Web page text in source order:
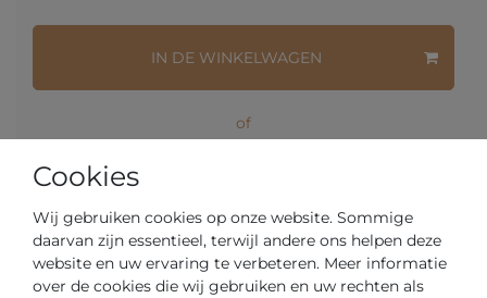
IN DE WINKELWAGEN
of
* incl. totaal Btw. excl. Verzendkosten
Cookies
Wij gebruiken cookies op onze website. Sommige
daarvan zijn essentieel, terwijl andere ons helpen deze
website en uw ervaring te verbeteren. Meer informatie
over de cookies die wij gebruiken en uw rechten als